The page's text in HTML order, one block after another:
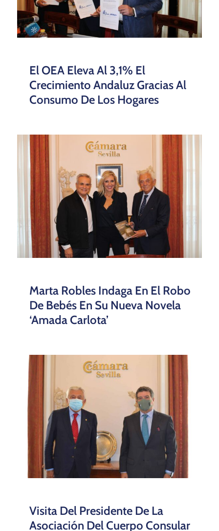
El OEA Eleva Al 3,1% El
Crecimiento Andaluz Gracias Al
Consumo De Los Hogares
Marta Robles Indaga En El Robo
De Bebés En Su Nueva Novela
‘Amada Carlota’
Visita Del Presidente De La
Asociación Del Cuerpo Consular